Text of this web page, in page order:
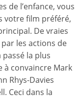
de l’enfance, vous
votre film préféré,
De vraies
les actions de
la plus
à convaincre Mark
Rhys-Davies
Ceci dans la